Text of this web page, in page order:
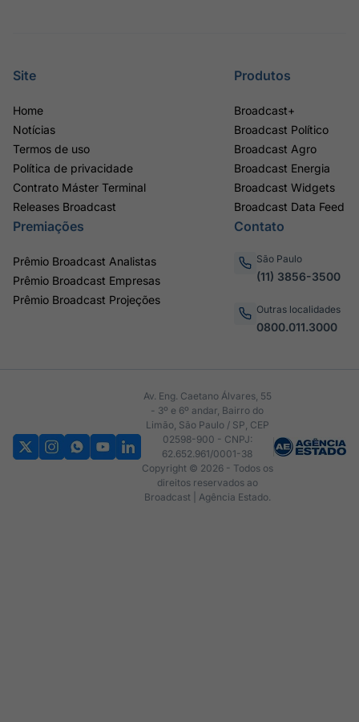
Site
Home
Notícias
Termos de uso
Política de privacidade
Contrato Máster Terminal
Releases Broadcast
Produtos
Broadcast+
Broadcast Político
Broadcast Agro
Broadcast Energia
Broadcast Widgets
Broadcast Data Feed
Premiações
Prêmio Broadcast Analistas
Prêmio Broadcast Empresas
Prêmio Broadcast Projeções
Contato
São Paulo
(11) 3856-3500
Outras localidades
0800.011.3000
Av. Eng. Caetano Álvares, 55
- 3º e 6º andar, Bairro do
Limão, São Paulo / SP, CEP
02598-900 - CNPJ:
62.652.961/0001-38
Copyright © 2026 - Todos os
direitos reservados ao
Broadcast | Agência Estado.